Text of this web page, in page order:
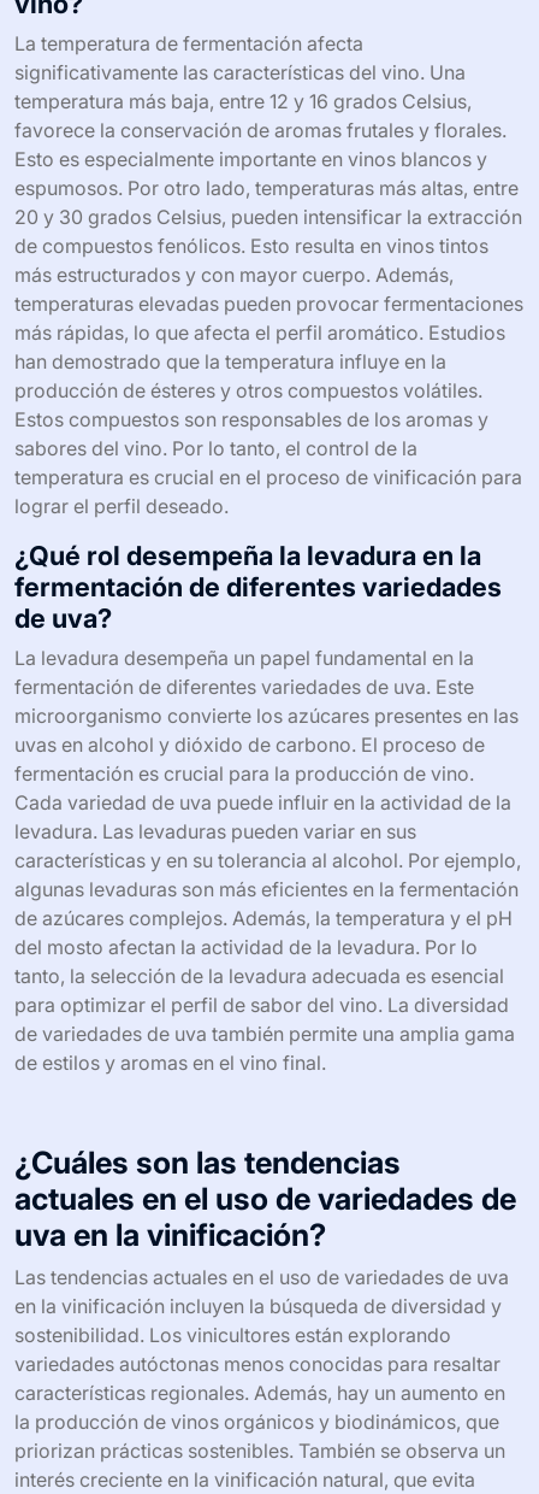
frutales. Además, la fermentación maloláctica puede
suavizar la acidez en ciertos vinos. Estos factores son
cruciales para definir el estilo y la calidad del vino final.
La elección de la variedad de uva influye en cómo se
llevará a cabo la fermentación y en el resultado final.
¿Cómo afecta la temperatura de
fermentación a las características del
vino?
La temperatura de fermentación afecta
significativamente las características del vino. Una
temperatura más baja, entre 12 y 16 grados Celsius,
favorece la conservación de aromas frutales y florales.
Esto es especialmente importante en vinos blancos y
espumosos. Por otro lado, temperaturas más altas, entre
20 y 30 grados Celsius, pueden intensificar la extracción
de compuestos fenólicos. Esto resulta en vinos tintos
más estructurados y con mayor cuerpo. Además,
temperaturas elevadas pueden provocar fermentaciones
más rápidas, lo que afecta el perfil aromático. Estudios
han demostrado que la temperatura influye en la
producción de ésteres y otros compuestos volátiles.
Estos compuestos son responsables de los aromas y
sabores del vino. Por lo tanto, el control de la
temperatura es crucial en el proceso de vinificación para
lograr el perfil deseado.
¿Qué rol desempeña la levadura en la
fermentación de diferentes variedades
de uva?
La levadura desempeña un papel fundamental en la
fermentación de diferentes variedades de uva. Este
microorganismo convierte los azúcares presentes en las
uvas en alcohol y dióxido de carbono. El proceso de
fermentación es crucial para la producción de vino.
Cada variedad de uva puede influir en la actividad de la
levadura. Las levaduras pueden variar en sus
de azúcares complejos. Además, la temperatura y el pH
del mosto afectan la actividad de la levadura. Por lo
tanto, la selección de la levadura adecuada es esencial
para optimizar el perfil de sabor del vino. La diversidad
de variedades de uva también permite una amplia gama
de estilos y aromas en el vino final.
¿Cuáles son las tendencias
actuales en el uso de variedades de
uva en la vinificación?